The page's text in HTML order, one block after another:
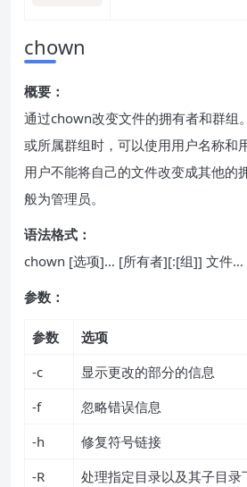
chown
概要：
通过chown改变文件的拥有者和群组
或所属群组时，可以使用用户名称和
用户不能将自己的文件改变成其他的
般为管理员。
语法格式：
chown [选项]… [所有者][:[组]] 文件…
参数：
参数
选项
-c
显示更改的部分的信息
-f
忽略错误信息
-h
修复符号链接
-R
处理指定目录以及其子目录